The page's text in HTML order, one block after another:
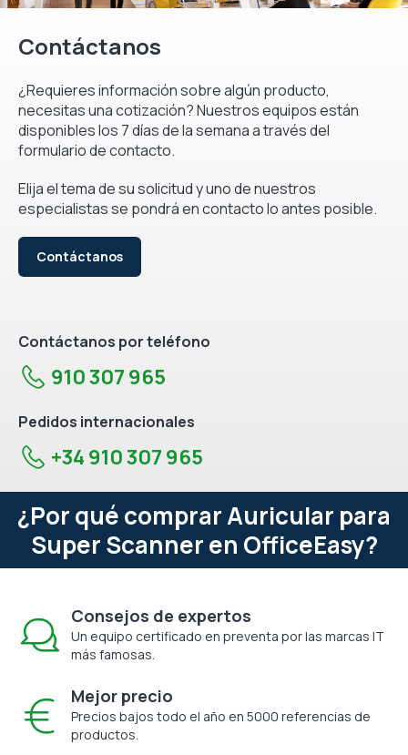
Contáctanos
¿Requieres información sobre algún producto,
necesitas una cotización? Nuestros equipos están
disponibles los 7 días de la semana a través del
formulario de contacto.
Elija el tema de su solicitud y uno de nuestros
especialistas se pondrá en contacto lo antes posible.
Contáctanos
Contáctanos por teléfono
910 307 965
Pedidos internacionales
+34 910 307 965
¿Por qué comprar Auricular para
Super Scanner en OfficeEasy?
Consejos de expertos
Un equipo certificado en preventa por las marcas IT
más famosas.
Mejor precio
Precios bajos todo el año en 5000 referencias de
productos.